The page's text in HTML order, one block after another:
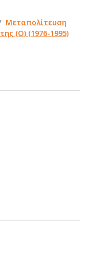
Μεταπολίτευση
(Ο) (1976-1995)